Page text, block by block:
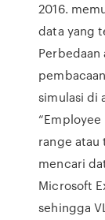
2016.
data yang
Perbedaan
simulasi di
range atau
mencari
Microsoft
sehingga